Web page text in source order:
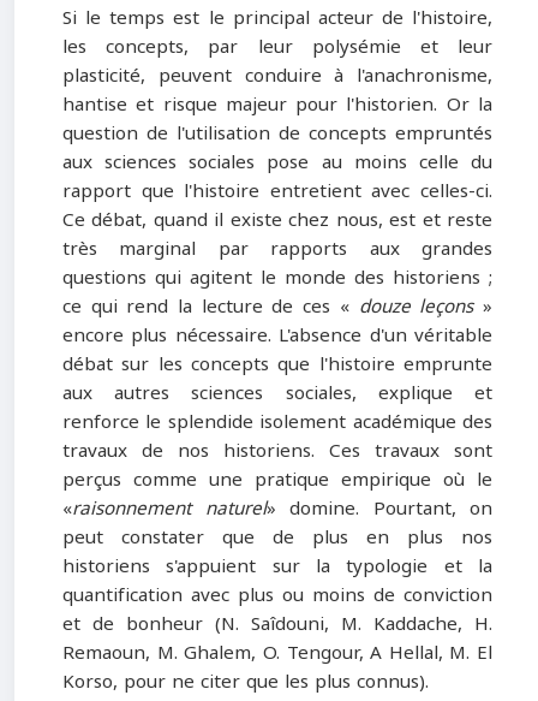
Si le temps est le principal acteur de l'histoire,
les concepts, par leur polysémie et leur
plasticité, peuvent conduire à l'anachronisme,
hantise et risque majeur pour l'historien. Or la
question de l'utilisation de concepts empruntés
aux sciences sociales pose au moins celle du
rapport que l'histoire entretient avec celles-ci.
Ce débat, quand il existe chez nous, est et reste
très marginal par rapports aux grandes
questions qui agitent le monde des historiens ;
ce qui rend la lecture de ces « douze leçons»
encore plus nécessaire. L'absence d'un véritable
débat sur les concepts que l'histoire emprunte
aux autres sciences sociales, explique et
renforce le splendide isolement académique des
travaux de nos historiens. Ces travaux sont
perçus comme une pratique empirique où le
«raisonnement naturel» domine. Pourtant, on
peut constater que de plus en plus nos
historiens s'appuient sur la typologie et la
quantification avec plus ou moins de conviction
et de bonheur (N. Saîdouni, M. Kaddache, H.
Remaoun, M. Ghalem, O. Tengour, A Hellal, M. El
Korso, pour ne citer que les plus connus).